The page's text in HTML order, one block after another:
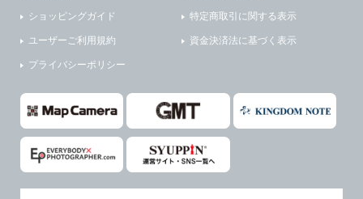
ショッピングガイド
ユーザーご利用規約
プライバシーポリシー
特定商取引に関する表示
資金決済法に基づく表示